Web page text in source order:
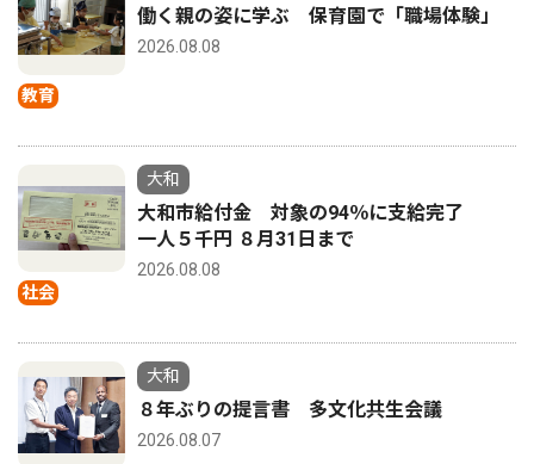
教育
働く親の姿に学ぶ 保育園で「職場体験」
2026.08.08
社会
大和
大和市給付金 対象の94％に支給完了
一人５千円 ８月31日まで
2026.08.08
大和
８年ぶりの提言書 多文化共生会議
2026.08.07